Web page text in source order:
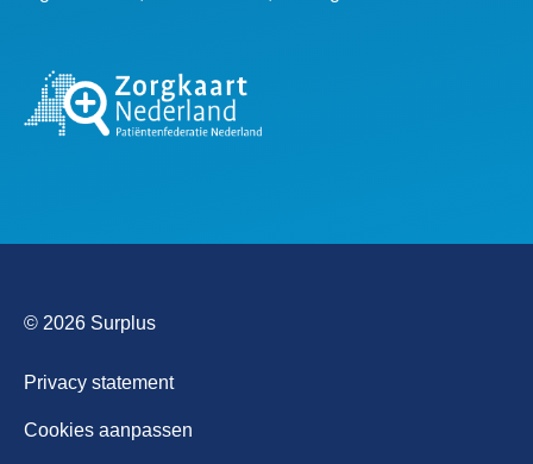
© 2026 Surplus
Privacy statement
Cookies aanpassen